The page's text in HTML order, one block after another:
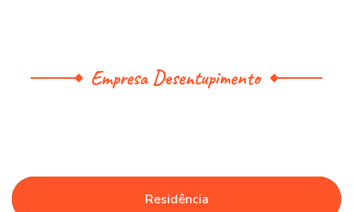
Empresa Desentupimento
Residência